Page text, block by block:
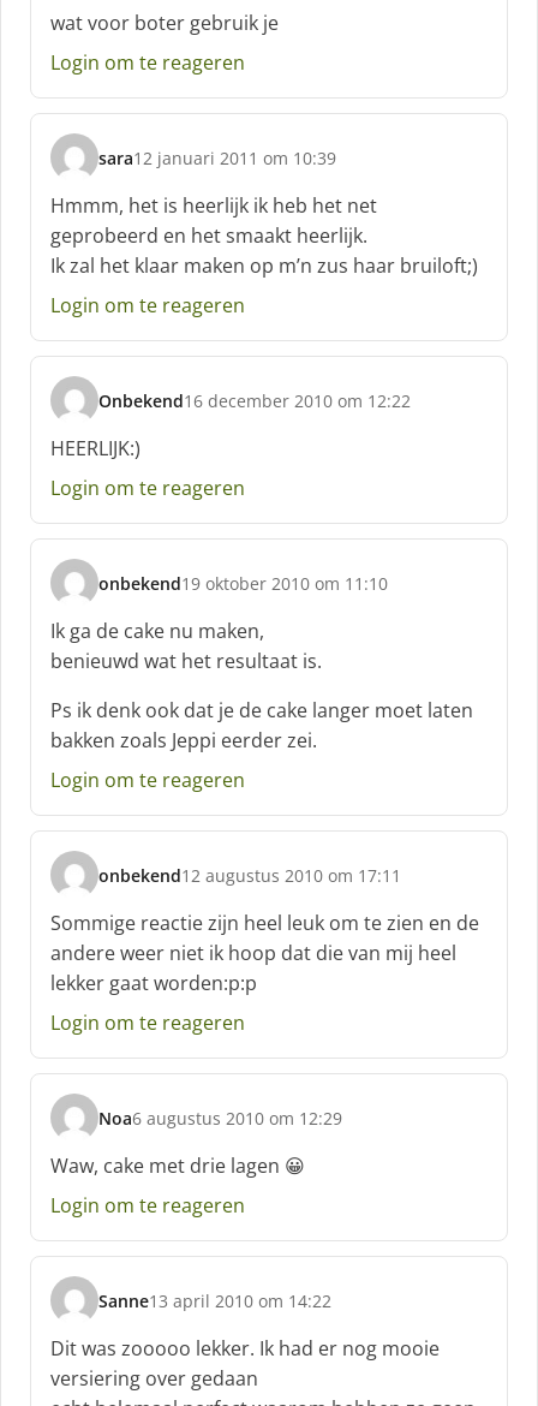
h
r
e
f
:
wat voor boter gebruik je
Login om te reageren
sara
s
c
h
r
e
e
:
12 januari 2011 om 10:39
Hmmm, het is heerlijk ik heb het net
geprobeerd en het smaakt heerlijk.
Ik zal het klaar maken op m’n zus haar bruiloft;)
Login om te reageren
Onbekend
s
c
h
r
e
f
:
16 december 2010 om 12:22
HEERLIJK:)
Login om te reageren
onbekend
s
c
h
r
e
f
:
19 oktober 2010 om 11:10
Ik ga de cake nu maken,
benieuwd wat het resultaat is.
Ps ik denk ook dat je de cake langer moet laten
bakken zoals Jeppi eerder zei.
Login om te reageren
onbekend
s
c
h
r
e
e
:
12 augustus 2010 om 17:11
Sommige reactie zijn heel leuk om te zien en de
andere weer niet ik hoop dat die van mij heel
lekker gaat worden:p:p
Login om te reageren
Noa
s
c
h
r
e
f
:
6 augustus 2010 om 12:29
Waw, cake met drie lagen 😀
Login om te reageren
Sanne
s
c
h
r
13 april 2010 om 14:22
Dit was zooooo lekker. Ik had er nog mooie
versiering over gedaan